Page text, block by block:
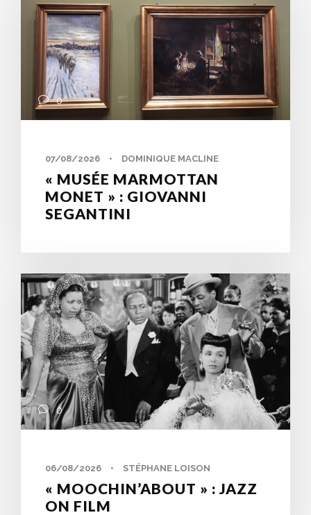
0
07/08/2026 • DOMINIQUE MACLINE
« MUSÉE MARMOTTAN
MONET » : GIOVANNI
SEGANTINI
0
06/08/2026 • STÉPHANE LOISON
« MOOCHIN’ABOUT » : JAZZ
ON FILM